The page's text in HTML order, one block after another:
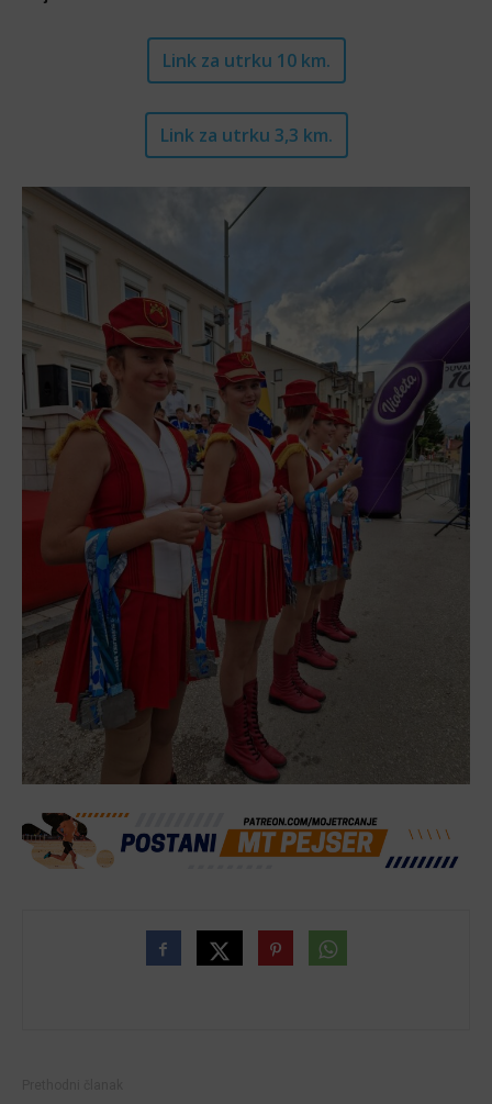
Link za utrku 10 km.
Link za utrku 3,3 km.